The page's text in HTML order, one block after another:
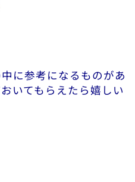
に参考になるものがあ
いてもらえたら嬉しい